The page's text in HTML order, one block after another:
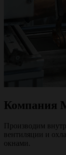
Компания
Производим
вентиляции и
окнами.